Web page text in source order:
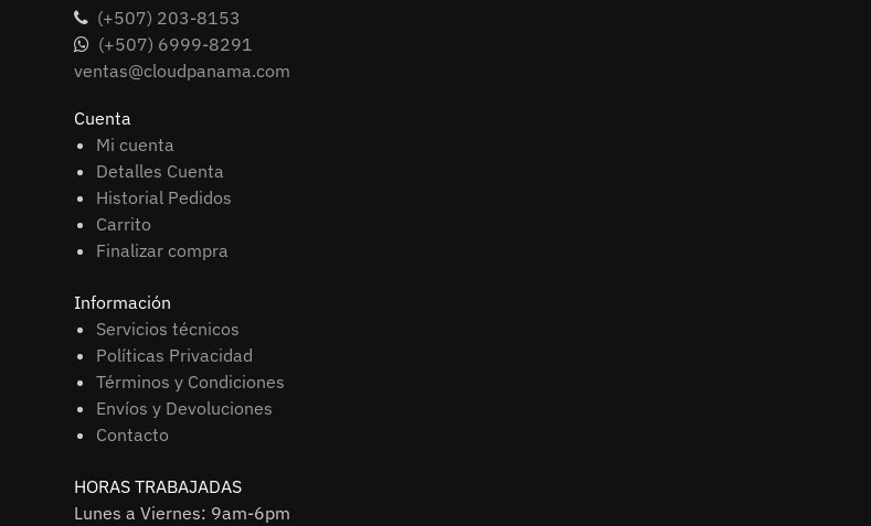
(+507) 203-8153
(+507) 6999-8291
ventas@cloudpanama.com
Cuenta
Mi cuenta
Detalles Cuenta
Historial Pedidos
Carrito
Finalizar compra
Información
Servicios técnicos
Políticas Privacidad
Términos y Condiciones
Envíos y Devoluciones
Contacto
HORAS TRABAJADAS
Lunes a Viernes: 9am-6pm